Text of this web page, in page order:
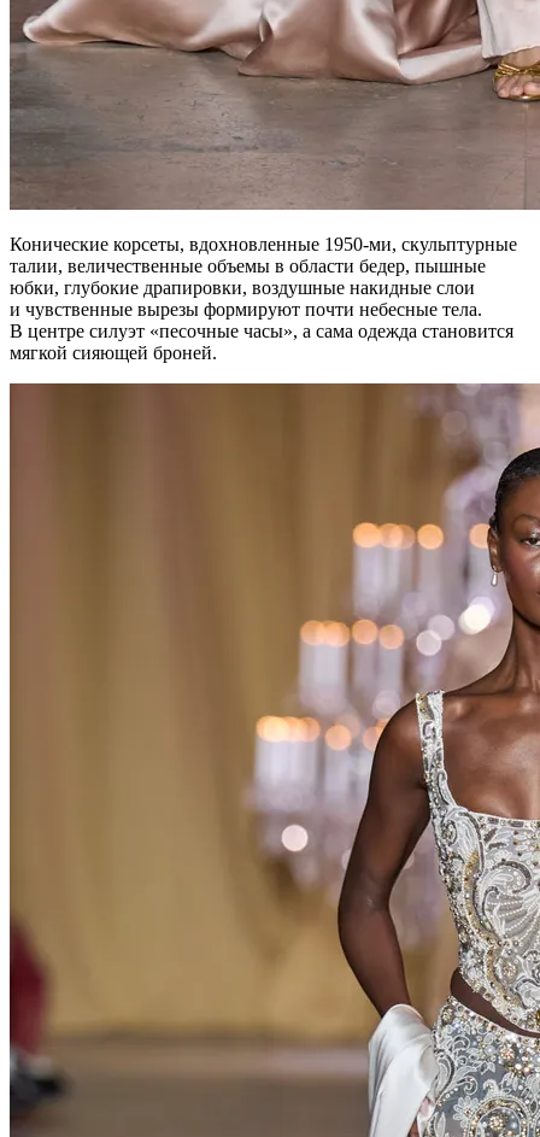
Конические корсеты, вдохновленные 1950-ми, скульптурные
талии, величественные объемы в области бедер, пышные
юбки, глубокие драпировки, воздушные накидные слои
и чувственные вырезы формируют почти небесные тела.
В центре силуэт «песочные часы», а сама одежда становится
мягкой сияющей броней.